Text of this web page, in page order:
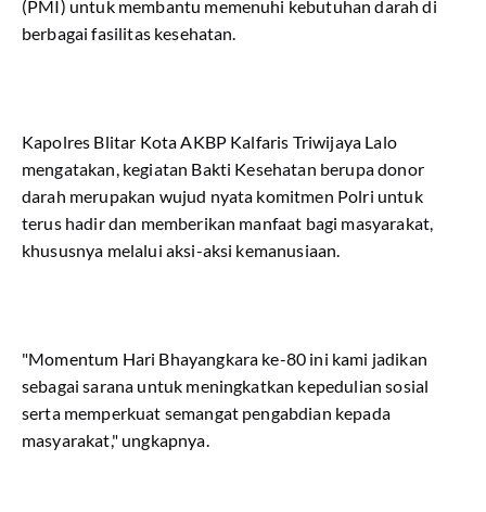
(PMI) untuk membantu memenuhi kebutuhan darah di
berbagai fasilitas kesehatan.
Kapolres Blitar Kota AKBP Kalfaris Triwijaya Lalo
mengatakan, kegiatan Bakti Kesehatan berupa donor
darah merupakan wujud nyata komitmen Polri untuk
terus hadir dan memberikan manfaat bagi masyarakat,
khususnya melalui aksi-aksi kemanusiaan.
"Momentum Hari Bhayangkara ke-80 ini kami jadikan
sebagai sarana untuk meningkatkan kepedulian sosial
serta memperkuat semangat pengabdian kepada
masyarakat," ungkapnya.